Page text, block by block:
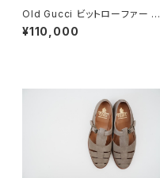
Old Gucci ビットローファー 41
E Brown Deadstock
¥110,000